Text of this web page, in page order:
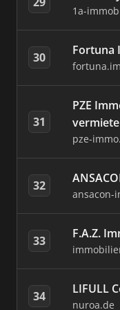
1a-
30 Fortuna
31
PZE
pze-
32
ansacon-
33 F.A.Z.
34 LIFULL
nuroa.de